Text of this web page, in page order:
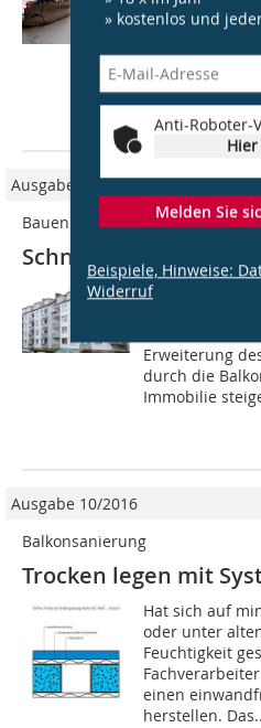
» kostenlos und
Anti-Roboter-
Melden Sie
Beispiele, Hinweise:
Widerruf
die folgende
durchgeführt
Ausgabe 7-8/2016
Bauen im Bestand
Schnell und sicher
Das
Erweiterung
durch die
Immobilie
Ausgabe 10/2016
Balkonsanierung
Trocken legen mit
Hat sich auf
oder unter
Feuchtigkeit
einen
herstellen.